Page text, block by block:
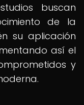
buscan
de la
su aplicación
así el
y